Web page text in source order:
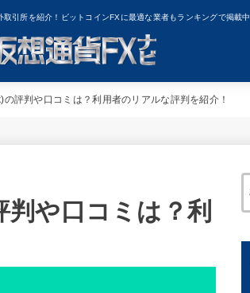
引所を紹介！ビットコインFXに最適な業者もランキングで掲載中
評判や口コミは？利用者のリアルな評判を紹介！
や口コミは？利